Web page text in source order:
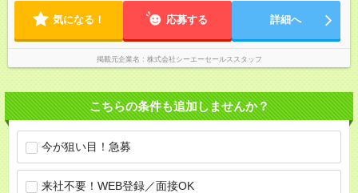
気になる！ 応募する 詳細へ
掲載元企業名 株式会社シーエーセールススタッフ
こちらの条件も追加しませんか？
今が狙い目！急募
来社不要！WEB登録／面接OK